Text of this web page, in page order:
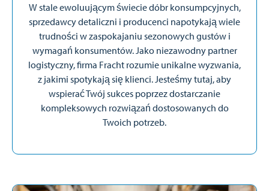
W stale ewoluującym świecie dóbr konsumpcyjnych,
sprzedawcy detaliczni i producenci napotykają wiele
trudności w zaspokajaniu sezonowych gustów i
wymagań konsumentów. Jako niezawodny partner
logistyczny, firma Fracht rozumie unikalne wyzwania,
z jakimi spotykają się klienci. Jesteśmy tutaj, aby
wspierać Twój sukces poprzez dostarczanie
kompleksowych rozwiązań dostosowanych do
Twoich potrzeb.